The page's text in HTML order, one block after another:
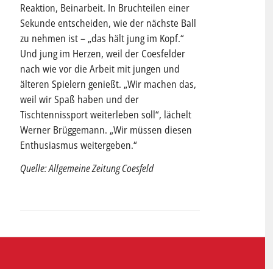
Reaktion, Beinarbeit. In Bruchteilen einer
Sekunde entscheiden, wie der nächste Ball
zu nehmen ist – „das hält jung im Kopf.“
Und jung im Herzen, weil der Coesfelder
nach wie vor die Arbeit mit jungen und
älteren Spielern genießt. „Wir machen das,
weil wir Spaß haben und der
Tischtennissport weiterleben soll“, lächelt
Werner Brüggemann. „Wir müssen diesen
Enthusiasmus weitergeben.“
Quelle: Allgemeine Zeitung Coesfeld